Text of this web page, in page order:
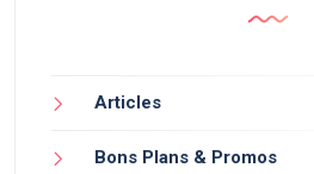
Articles
Bons Plans & Promos